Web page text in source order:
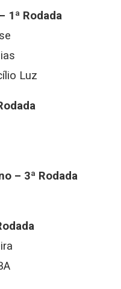
1ª Rodada
Luz
– 3ª Rodada